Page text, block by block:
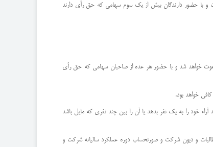
و با حضور دارندگان بیش از یك سوم سهامی كه حق رأی دارند
خواهد شد و با حضور هر عده از صاحبان سهامی كه حق رأی
خود را به یك نفر بدهد یا آن را بین چند نفری كه مایل باشد
و دیون شركت و صورتحساب دوره عملكرد سالیانه شركت و